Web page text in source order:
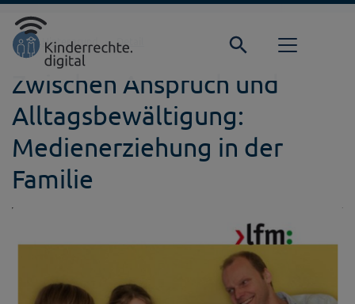
Direkt zur Hauptnavigation springen
Direkt zum Inhalt springen
StartseiteHintergrund Detail
Zwischen Anspruch und
Alltagsbewältigung:
Medienerziehung in der
Familie